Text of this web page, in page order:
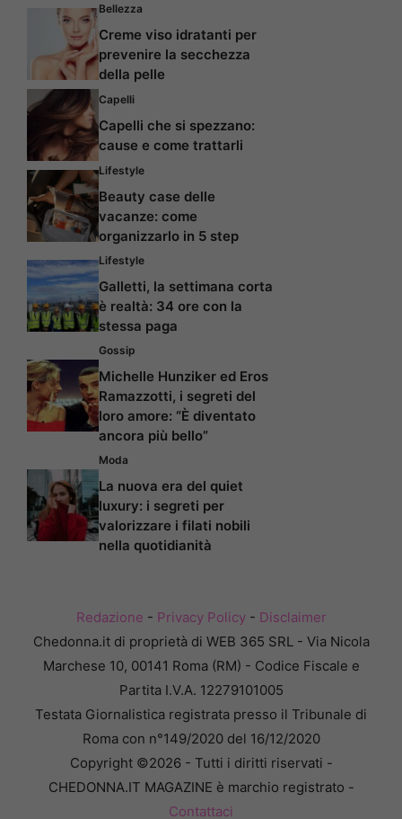
Bellezza
Creme viso idratanti per
prevenire la secchezza
della pelle
Capelli
Capelli che si spezzano:
cause e come trattarli
Lifestyle
Beauty case delle
vacanze: come
organizzarlo in 5 step
Lifestyle
Galletti, la settimana corta
è realtà: 34 ore con la
stessa paga
Gossip
Michelle Hunziker ed Eros
Ramazzotti, i segreti del
loro amore: “È diventato
ancora più bello”
Moda
La nuova era del quiet
luxury: i segreti per
valorizzare i filati nobili
nella quotidianità
Redazione - Privacy Policy- Disclaimer
Chedonna.it di proprietà di WEB 365 SRL - Via Nicola
Marchese 10, 00141 Roma (RM) - Codice Fiscale e
Partita I.V.A. 12279101005
Testata Giornalistica registrata presso il Tribunale di
Roma con n°149/2020 del 16/12/2020
Copyright ©2026 - Tutti i diritti riservati -
CHEDONNA.IT MAGAZINE è marchio registrato -
Contattaci